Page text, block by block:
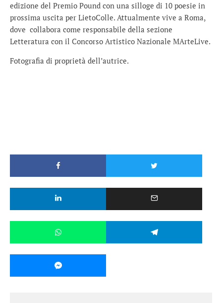
edizione del Premio Pound con una silloge di 10 poesie in
prossima uscita per LietoColle. Attualmente vive a Roma,
dove collabora come responsabile della sezione
Letteratura con il Concorso Artistico Nazionale MArteLive.
Fotografia di proprietà dell’autrice.